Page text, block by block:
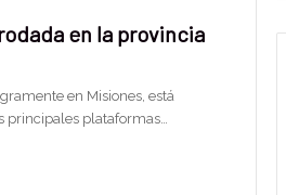
en la provincia
en Misiones, está
plataformas…